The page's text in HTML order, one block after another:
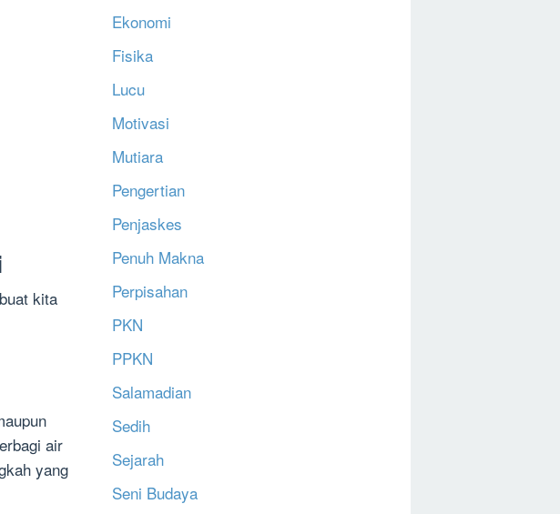
kita
air
yang
Ekonomi
Fisika
Lucu
Motivasi
Mutiara
Pengertian
Penjaskes
Penuh Makna
Perpisahan
PKN
PPKN
Salamadian
Sedih
Sejarah
Seni Budaya